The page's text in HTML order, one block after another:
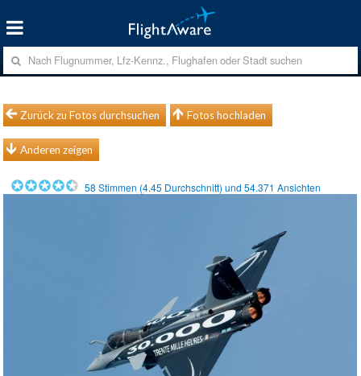
Zurück zu Fotos durchsuchen Fotos hochladen
Anderen zeigen
58 Stimmen (4.45 Durchschnitt) und54.371 Ansichten